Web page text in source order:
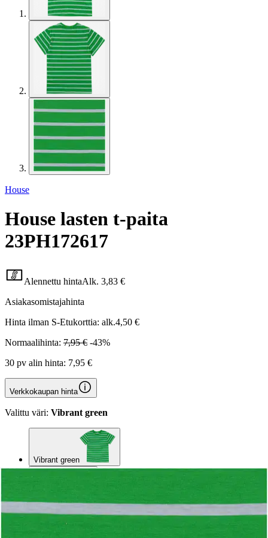
House
House lasten t-paita
23PH172617
Alennettu hintaAlk. 3,83 €
Asiakasomistajahinta
Hinta ilman S-Etukorttia: alk.4,50 €
Normaalihinta: 7,95 € -43%
30 pv alin hinta: 7,95 €
Verkkokaupan hinta
Valittu väri: Vibrant green
Vibrant green
Marina